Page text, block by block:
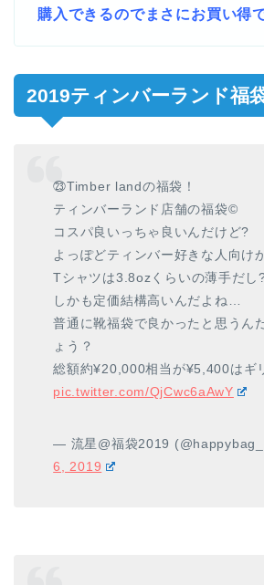
購入できるのでまさにお買い得
2019ティンバーランド福
㉓Timber landの福袋！
ティンバーランド店舗の福袋©️
コスパ良いっちゃ良いんだけど?
よっぽどティンバー好きな人向け
Tシャツは3.8ozくらいの薄手だし
しかも定価結構高いんだよね…
普通に靴福袋で良かったと思うん
ょう？
総額約¥20,000相当が¥5,400はギ
pic.twitter.com/QjCwc6aAwY
— 流星@福袋2019
6, 2019